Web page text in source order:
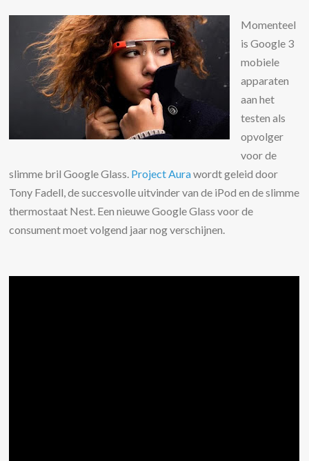
Momenteel
is Google 3
mobiele
apparaten
aan het
testen als
opvolger
voor de
slimme bril Google Glass. Project Aurawordt geleid door
Tony Fadell, de succesvolle uitvinder van de iPod en de slimme
thermostaat Nest. Een nieuwe Google Glass voor de
consument moet volgend jaar nog verschijnen.